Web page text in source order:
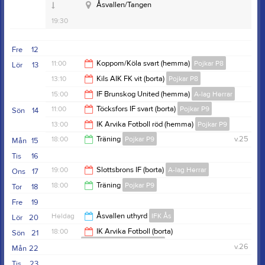
19:30
19:30
Åsvallen/Tangen
12
Fre
13
Lör 11:00 Koppom/Köla svart (hemma) Pojkar P8
13:00
13:10 Kils AIK FK vit (borta) Pojkar P8
15:10
15:00 IF Brunskog United (hemma) A-lag Herrar
17:00
14
Sön 11:00 Töcksfors IF svart (borta) Pojkar P9
13:00
13:00 IK Arvika Fotboll röd (hemma) Pojkar P9
15
Mån v.25
18:00 Träning Pojkar P9
19:30
16
Tis
17
Ons 19:00 Slottsbrons IF (borta) A-lag Herrar
18
Tor 18:00 Träning Pojkar P9
19:30
19
Fre
20
Lör Heldag Åsvallen uthyrd IFK Ås
21
Sön 18:00
IK Arvika Fotboll (borta)
22
Mån
v.26